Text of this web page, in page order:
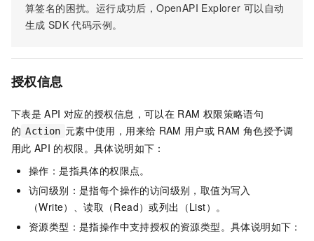
算签名的困扰。运行成功后，OpenAPI Explorer 可以自动
生成 SDK 代码示例。
授权信息
下表是 API 对应的授权信息，可以在 RAM 权限策略语句
的 Action 元素中使用，用来给 RAM 用户或 RAM 角色授予调
用此 API 的权限。具体说明如下：
操作：是指具体的权限点。
访问级别：是指每个操作的访问级别，取值为写入
（Write）、读取（Read）或列出（List）。
资源类型：是指操作中支持授权的资源类型。具体说明如下：